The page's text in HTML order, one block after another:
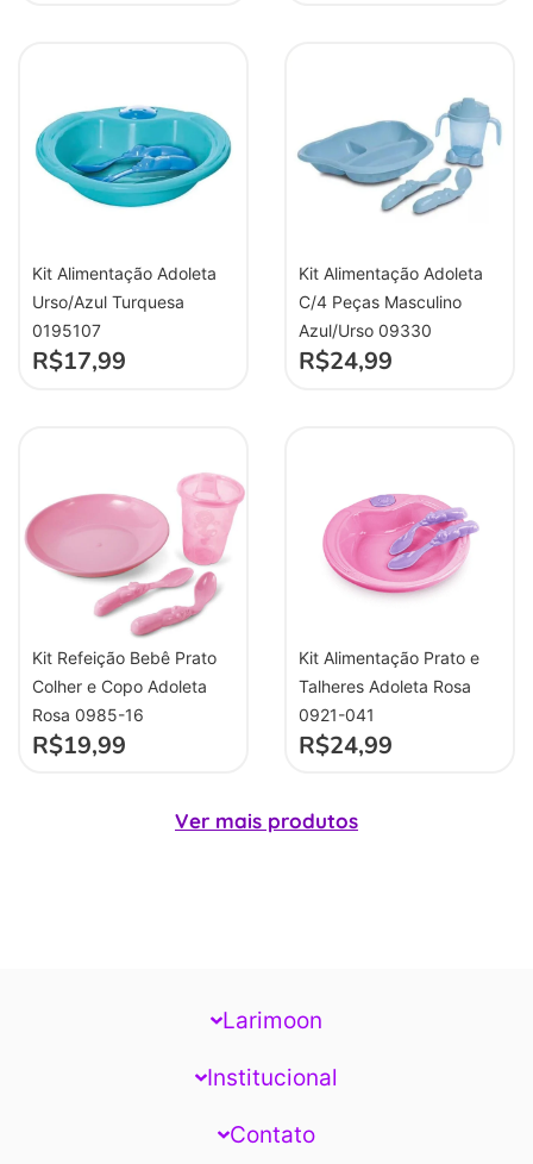
Kit Alimentação Adoleta
Urso/Azul Turquesa
0195107
R$17,99
Kit Alimentação Adoleta
C/4 Peças Masculino
Azul/Urso 09330
R$24,99
Kit Refeição Bebê Prato
Colher e Copo Adoleta
Rosa 0985-16
R$19,99
Kit Alimentação Prato e
Talheres Adoleta Rosa
0921-041
R$24,99
Ver mais produtos
Larimoon
Institucional
Contato